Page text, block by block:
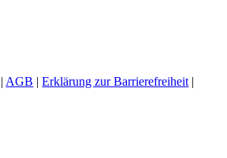
| AGB |Erklärung zur Barrierefreiheit |